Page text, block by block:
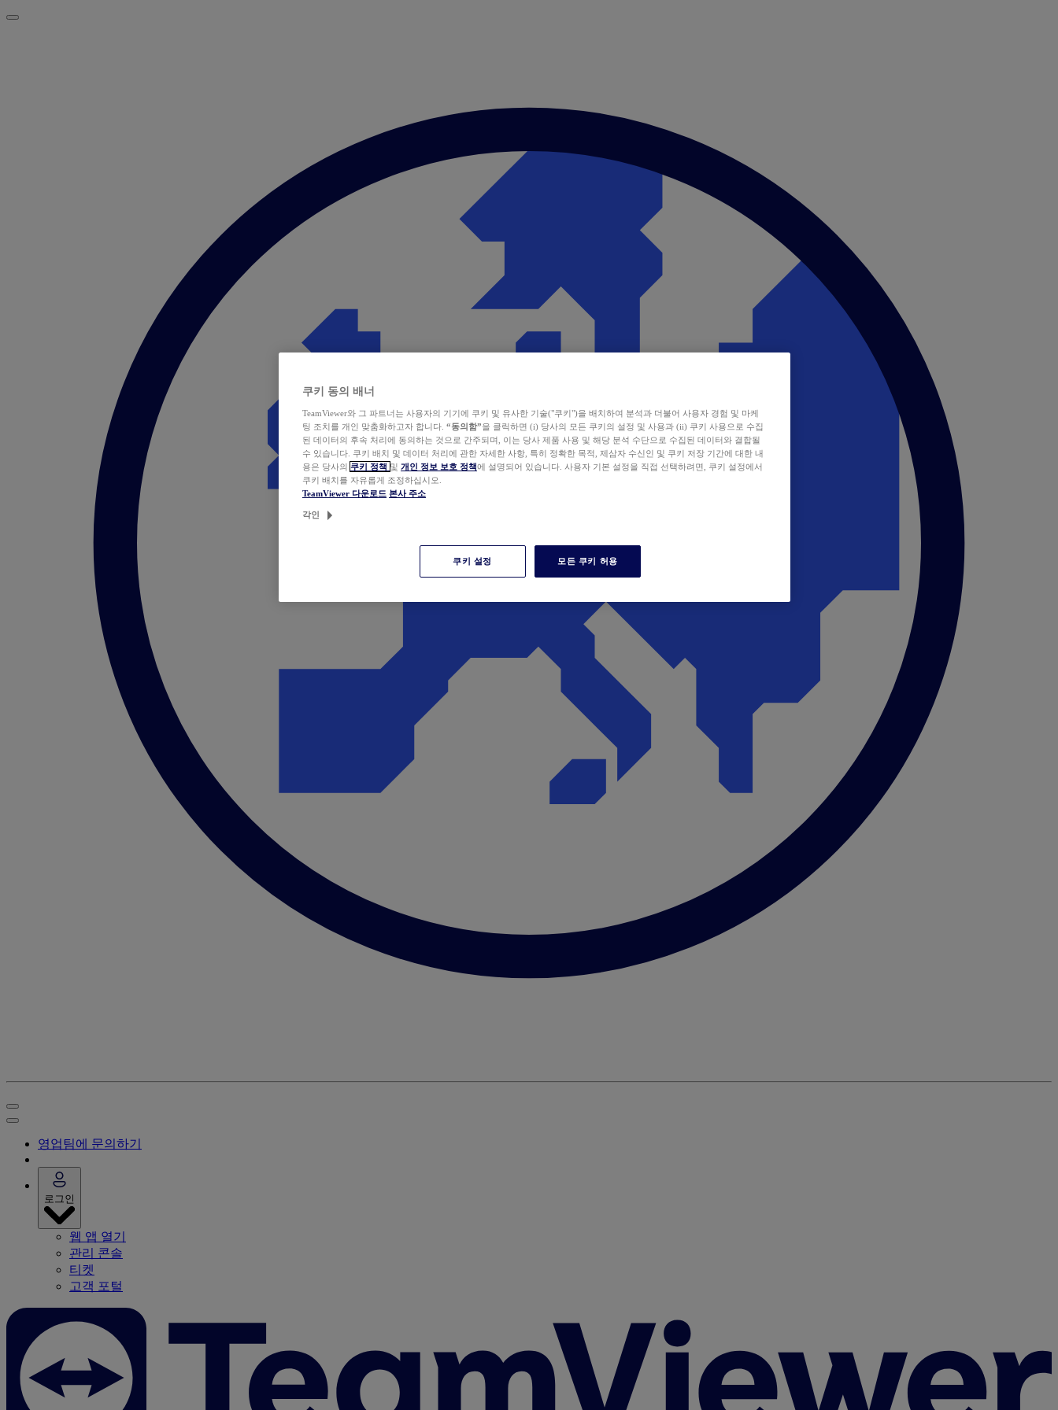
영업팀에 문의하기
로그인
웹 앱 열기
관리 콘솔
티켓
고객 포털
쿠키 동의 배너
TeamViewer와 그 파트너는 사용자의 기기에 쿠키 및 유사한 기술("쿠키")을 배치하여 분석과 더불어 사용자 경험 및 마케
팅 조치를 개인 맞춤화하고자 합니다. “동의함”을 클릭하면 (i) 당사의 모든 쿠키의 설정 및 사용과 (ii) 쿠키 사용으로 수집
된 데이터의 후속 처리에 동의하는 것으로 간주되며, 이는 당사 제품 사용 및 해당 분석 수단으로 수집된 데이터와 결합될
수 있습니다. 쿠키 배치 및 데이터 처리에 관한 자세한 사항, 특히 정확한 목적, 제삼자 수신인 및 쿠키 저장 기간에 대한 내
용은 당사의 쿠키 정책 및 개인 정보 보호 정책에 설명되어 있습니다. 사용자 기본 설정을 직접 선택하려면, 쿠키 설정에서
쿠키 배치를 자유롭게 조정하십시오.
TeamViewer 다운로드 본사 주소
각인
쿠키 설정 모든 쿠키 허용